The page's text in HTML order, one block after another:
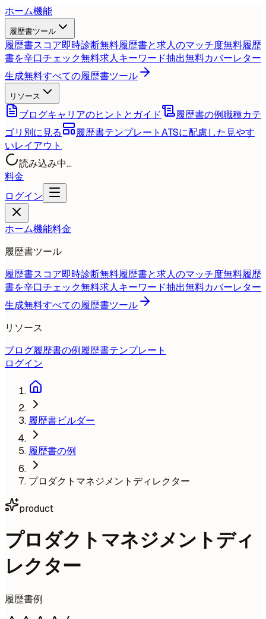
ホーム機能
履歴書ツール
履歴書スコア即時診断無料履歴書と求人のマッチ度無料履歴
書を辛口チェック無料求人キーワード抽出無料カバーレター
生成無料すべての履歴書ツール
リソース
ブログキャリアのヒントとガイド 履歴書の例職種カテ
ゴリ別に見る
履歴書テンプレートATSに配慮した見やす
いレイアウト
読み込み中...
料金
ログイン
ホーム機能料金
履歴書ツール
履歴書スコア即時診断無料履歴書と求人のマッチ度無料履歴
書を辛口チェック無料求人キーワード抽出無料カバーレター
生成無料すべての履歴書ツール
リソース
ブログ履歴書の例履歴書テンプレート
ログイン
履歴書ビルダー
履歴書の例
プロダクトマネジメントディレクター
product
プロダクトマネジメントディ
レクター
履歴書例